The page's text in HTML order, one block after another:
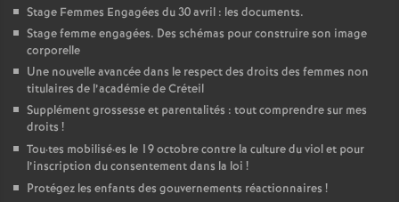
Stage Femmes Engagées du 30 avril : les documents.
Stage femme engagées. Des schémas pour construire son image
corporelle
Une nouvelle avancée dans le respect des droits des femmes non
titulaires de l’académie de Créteil
Supplément grossesse et parentalités : tout comprendre sur mes
droits !
Tou·tes mobilisé·es le 19 octobre contre la culture du viol et pour
l’inscription du consentement dans la loi !
Protégez les enfants des gouvernements réactionnaires !